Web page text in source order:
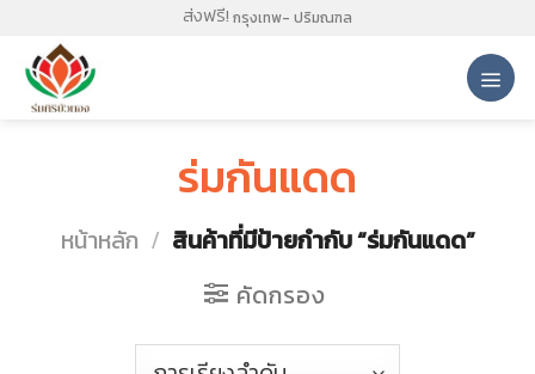
content
ส่งฟรี! กรุงเทพ- ปริมณฑล
ร่มกันแดด
หน้าหลัก / สินค้าที่มีป้ายกำกับ “ร่มกันแดด”
คัดกรอง